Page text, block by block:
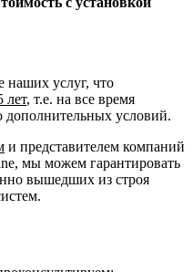
наших услуг, что
лет, т.е. на все время
дополнительных условий.
и представителем компаний
мы можем гарантировать
вышедших из строя